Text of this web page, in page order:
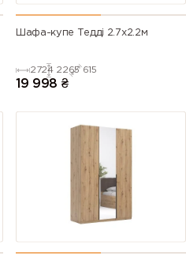
Шафа-купе Тедді 2.7х2.2м
2724 2265 615
19 998 ₴